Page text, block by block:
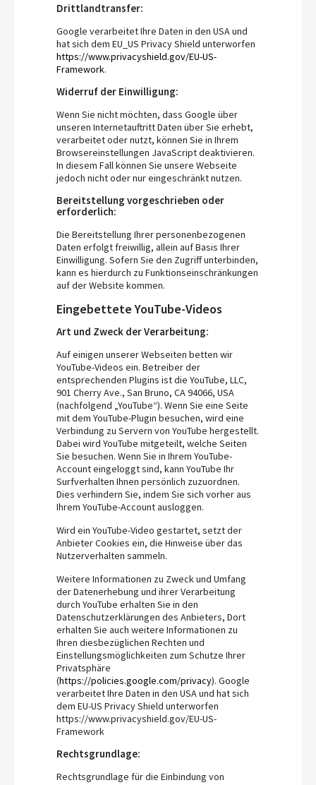
Drittlandtransfer:
Google verarbeitet Ihre Daten in den USA und
hat sich dem EU_US Privacy Shield unterworfen
https://www.privacyshield.gov/EU-US-
Framework.
Widerruf der Einwilligung:
Wenn Sie nicht möchten, dass Google über
unseren Internetauftritt Daten über Sie erhebt,
verarbeitet oder nutzt, können Sie in Ihrem
Browsereinstellungen JavaScript deaktivieren.
In diesem Fall können Sie unsere Webseite
jedoch nicht oder nur eingeschränkt nutzen.
Bereitstellung vorgeschrieben oder
erforderlich:
Die Bereitstellung Ihrer personenbezogenen
Daten erfolgt freiwillig, allein auf Basis Ihrer
Einwilligung. Sofern Sie den Zugriff unterbinden,
kann es hierdurch zu Funktionseinschränkungen
auf der Website kommen.
Eingebettete YouTube-Videos
Art und Zweck der Verarbeitung:
Auf einigen unserer Webseiten betten wir
YouTube-Videos ein. Betreiber der
entsprechenden Plugins ist die YouTube, LLC,
901 Cherry Ave., San Bruno, CA 94066, USA
(nachfolgend „YouTube“). Wenn Sie eine Seite
mit dem YouTube-Plugin besuchen, wird eine
Verbindung zu Servern von YouTube hergestellt.
Dabei wird YouTube mitgeteilt, welche Seiten
Sie besuchen. Wenn Sie in Ihrem YouTube-
Account eingeloggt sind, kann YouTube Ihr
Surfverhalten Ihnen persönlich zuzuordnen.
Dies verhindern Sie, indem Sie sich vorher aus
Ihrem YouTube-Account ausloggen.
Wird ein YouTube-Video gestartet, setzt der
Anbieter Cookies ein, die Hinweise über das
Nutzerverhalten sammeln.
Weitere Informationen zu Zweck und Umfang
der Datenerhebung und ihrer Verarbeitung
durch YouTube erhalten Sie in den
Datenschutzerklärungen des Anbieters, Dort
erhalten Sie auch weitere Informationen zu
Ihren diesbezüglichen Rechten und
Einstellungsmöglichkeiten zum Schutze Ihrer
Privatsphäre
(https://policies.google.com/privacy). Google
verarbeitet Ihre Daten in den USA und hat sich
dem EU-US Privacy Shield unterworfen
https://www.privacyshield.gov/EU-US-
Framework
Rechtsgrundlage:
Rechtsgrundlage für die Einbindung von